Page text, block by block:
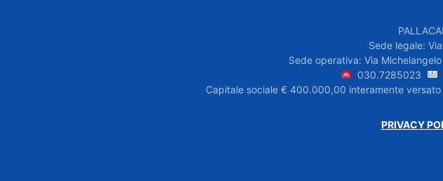
Sede legale:
Sede operativa: Via
030.7285023
Capitale sociale € 400.000,00 interamente
PRIVACY